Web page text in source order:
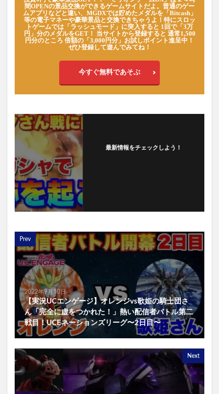
間OPENの景品交換ができるゲームサイトだよ。普通のゲー
ムアプリなどと違い、MGDXでは貯めたメダルを「Bitcash」
等の電子マネーや豪華景品と交換できちゃうよ！特にスロッ
トゲームでは「ラッシュモード」に突入すると 1回で「3万
円」分のメダルをGET！ 当サイトから登録すると 通常1,500
円分のところ 倍額の「3,000円分」お試しポイント進呈中！
ぜひ登録して遊んでみてね！
今すぐ無料であそぶ
最新情報をチェックしよう！
Prev
2022年9月10日
【実況UCエンゲージ】オレンジvs歌姫の騎士団さ
ん「完全に虚をつかれた！」熱い配信者バトル第二
戦目！UCEネーションズリーグ〜2日目〜
Next